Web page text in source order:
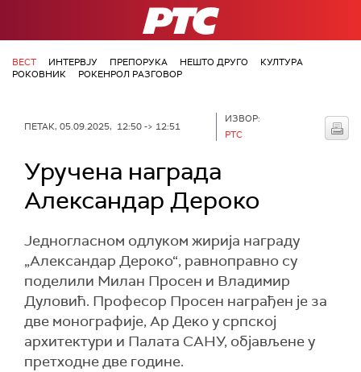
РТС
ВЕСТ ИНТЕРВЈУ ПРЕПОРУКА НЕШТО ДРУГО
КУЛТУРА
РОКОВНИК
РОКЕНРОЛ РАЗГОВОР
ПЕТАК, 05.09.2025, 12:50 -> 12:51
ИЗВОР:
РТС
Уручена награда
Александар Дероко
Једногласном одлуком жирија награду
„Александар Дероко“, равноправно су
поделили Милан Просен и Владимир
Дуловић. Професор Просен награђен је за
две монографије, Ар Деко у српској
архитектури и Палата САНУ, објављене у
претходне две године.